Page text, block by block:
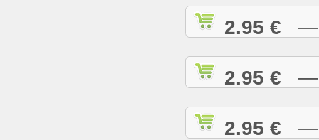
2.95 € —
2.95 € —
2.95 € —